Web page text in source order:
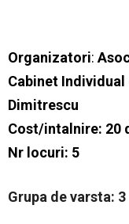
Organizatori:
Cabinet
Dimitrescu
Cost/intalnire: 20
Nr locuri: 5
Grupa de varsta: 3